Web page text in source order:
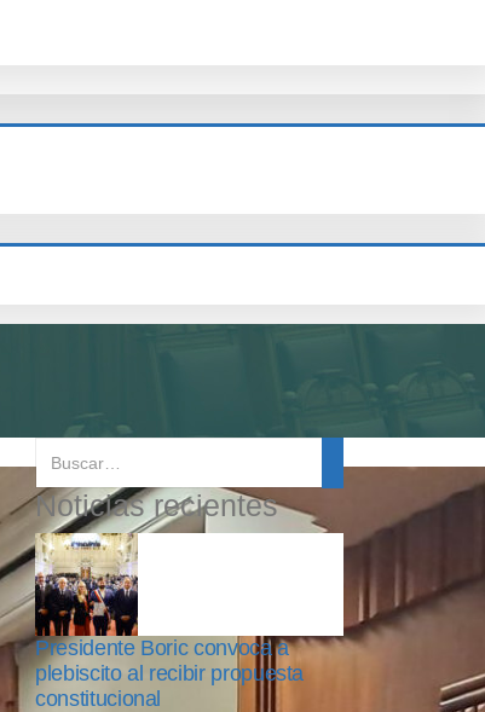
Noticias recientes
Presidente Boric convoca a
plebiscito al recibir propuesta
constitucional